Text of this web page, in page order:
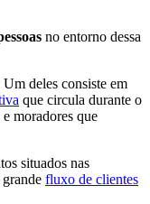
no entorno dessa
deles consiste em
que circula durante o
moradores que
situados nas
fluxo de clientes